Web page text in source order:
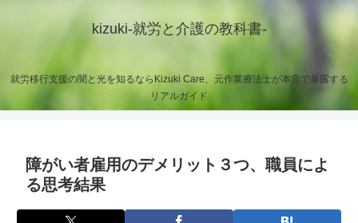
kizuki-就労と介護の教科書-
就労移行支援の闇と光を知るならKizuki Care、元作業療法士が本音で暴露する
リアルガイド
障がい者雇用のデメリット３つ、職員によ
る思考結果